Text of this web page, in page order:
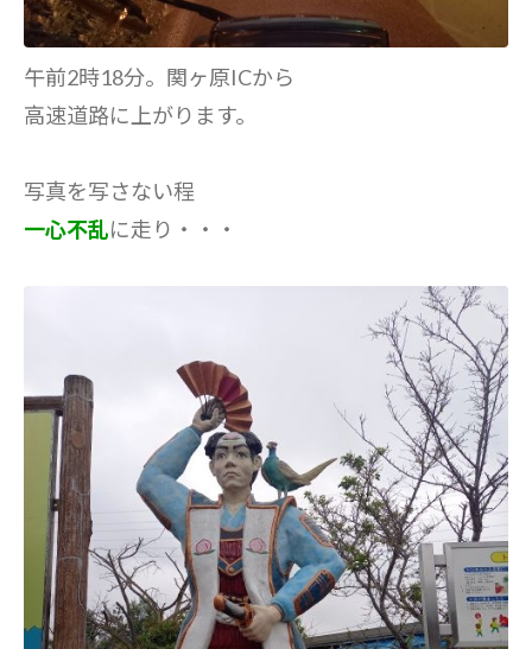
午前2時18分。関ヶ原ICから
高速道路に上がります。
写真を写さない程
一心不乱に走り・・・